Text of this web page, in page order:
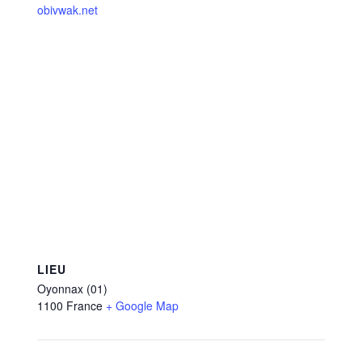
obivwak.net
LIEU
Oyonnax (01)
1100 France + Google Map